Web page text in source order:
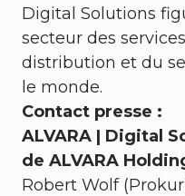
Digital Solutions
secteur des
distribution et du
le monde.
Contact presse :
ALVARA | Digital
de ALVARA
Robert Wolf